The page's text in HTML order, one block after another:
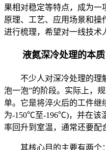
果相对稳定等特点，成为一
原理、工艺、应用场景和操
进行梳理，希望对一线技术
液氮深冷处理的本质
不少人对深冷处理的理
泡一泡”的阶段。实际上，
单。它是将淬火后的工件继
为-150℃至-196℃)，并在该
率回升到室温，通常还要配
其核心目的主要有两个